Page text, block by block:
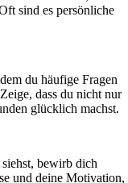
sind es persönliche
du häufige Fragen
dass du nicht nur
glücklich machst.
bewirb dich
und deine Motivation,